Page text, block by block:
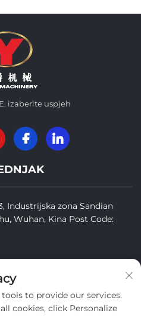
izaberite uspjeh
Industrijska zona Sandian
Wuhan, Kina Post Code:
to provide our services.
cookies, click Personalize